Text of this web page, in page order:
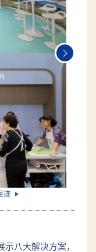
迹
八大解决方案，